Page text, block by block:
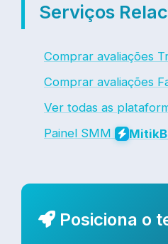
Serviços
Comprar avaliações
Comprar avaliações
Ver todas as
Painel SMM
Mitik
Posiciona o